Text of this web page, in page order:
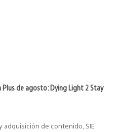
de agosto: Dying Light 2 Stay
adquisición de contenido, SIE